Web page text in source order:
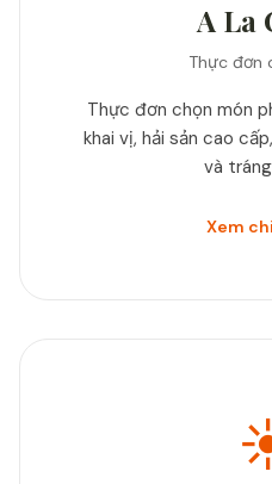
A La
Thực đơn
Thực đơn chọn món
khai vị, hải sản cao
và
Xem